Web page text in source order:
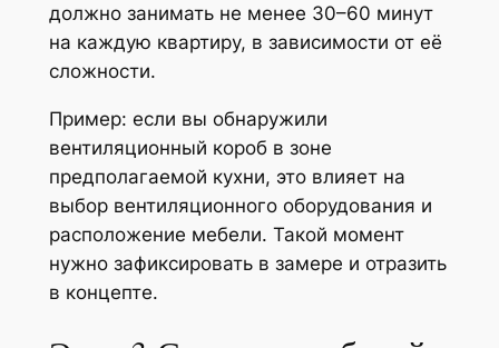
должно занимать не менее 30–60 минут
на каждую квартиру, в зависимости от её
сложности.
Пример: если вы обнаружили
вентиляционный короб в зоне
предполагаемой кухни, это влияет на
выбор вентиляционного оборудования и
расположение мебели. Такой момент
нужно зафиксировать в замере и отразить
в концепте.